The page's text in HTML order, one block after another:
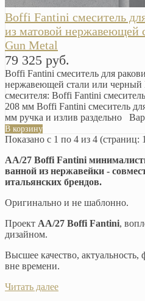
Boffi Fantini смеситель
из матовой нержавеющей
Gun Metal
79 325 руб.
Boffi Fantini смеситель для
нержавеющей стали или
смесителя: Boffi Fantini
208 мм Boffi Fantini смеситель
мм ручка и излив раздельно
В корзину
Показано с 1 по 4 из 4 (страниц:
AA/27 Boffi Fantini
ванной из нержавейки -
итальянских брендов.
Оригинально и не шаблонно.
Проект AA/27 Boffi Fantini,
дизайном.
Высшее качество,
вне времени.
Читать далее